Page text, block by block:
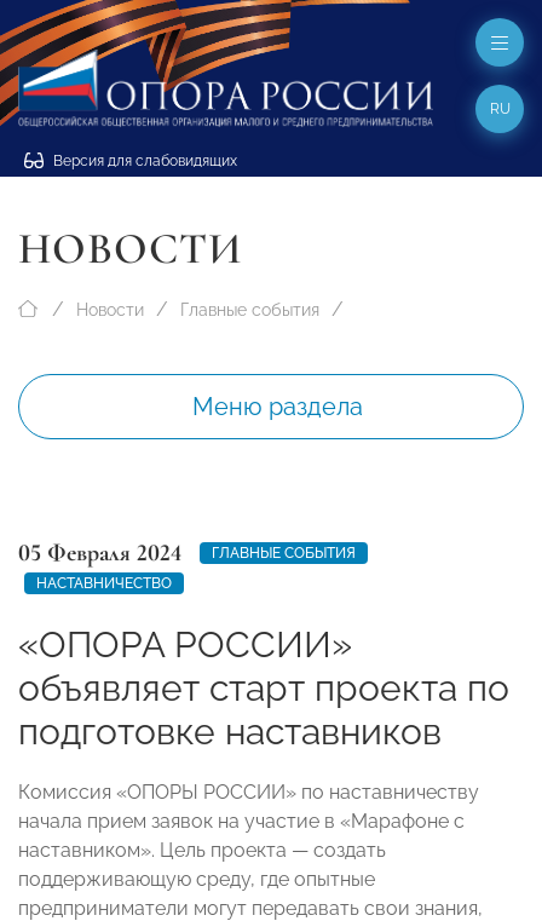
Версия для слабовидящих
RU
НОВОСТИ
Новости Главные события
Меню раздела
05 Февраля 2024
ГЛАВНЫЕ СОБЫТИЯ
НАСТАВНИЧЕСТВО
«ОПОРА РОССИИ»
объявляет старт проекта по
подготовке наставников
Комиссия «ОПОРЫ РОССИИ» по наставничеству
начала прием заявок на участие в «Марафоне с
наставником». Цель проекта — создать
поддерживающую среду, где опытные
предприниматели могут передавать свои знания,